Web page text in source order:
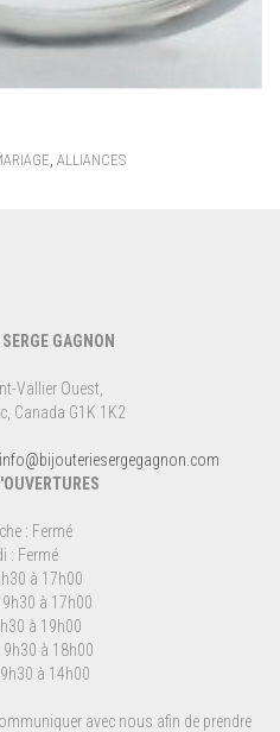
ALLIANCES
GAGNON
Vallier Ouest,
Canada G1K 1K2
info@bijouteriesergegagnon.com
: Fermé
: Fermé
à 17h00
9h30 à 17h00
à 19h00
9h30 à 18h00
à 14h00
avec nous afin de prendre